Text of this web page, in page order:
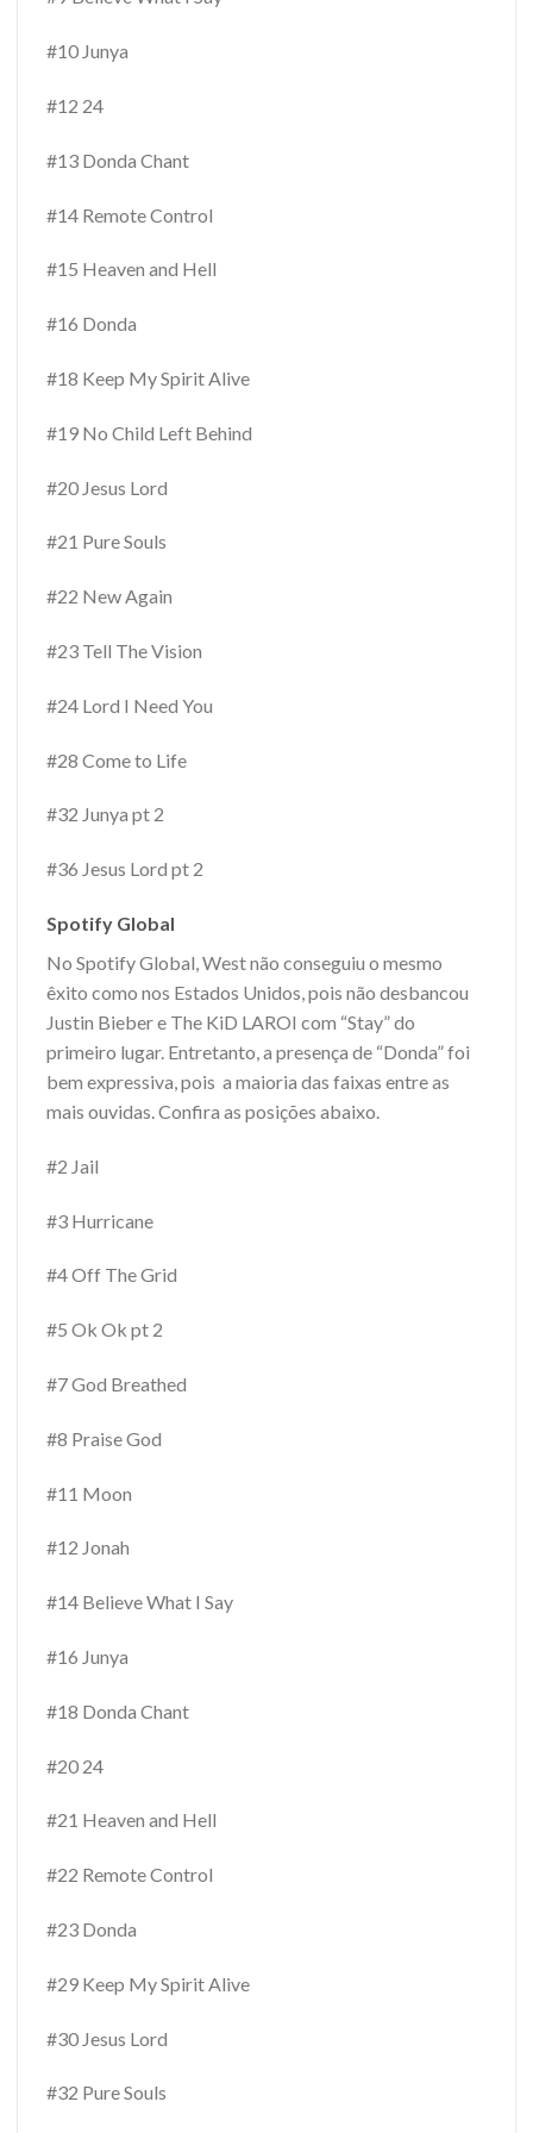
#10 Junya
#12 24
#13 Donda Chant
#14 Remote Control
#15 Heaven and Hell
#16 Donda
#18 Keep My Spirit Alive
#19 No Child Left Behind
#20 Jesus Lord
#21 Pure Souls
#22 New Again
#23 Tell The Vision
#24 Lord I Need You
#28 Come to Life
#32 Junya pt 2
#36 Jesus Lord pt 2
Spotify Global
No Spotify Global, West não conseguiu o mesmo
êxito como nos Estados Unidos, pois não desbancou
Justin Bieber e The KiD LAROI com “Stay” do
primeiro lugar. Entretanto, a presença de “Donda” foi
bem expressiva, pois a maioria das faixas entre as
mais ouvidas. Confira as posições abaixo.
#2 Jail
#3 Hurricane
#4 Off The Grid
#5 Ok Ok pt 2
#7 God Breathed
#8 Praise God
#11 Moon
#12 Jonah
#14 Believe What I Say
#16 Junya
#18 Donda Chant
#20 24
#21 Heaven and Hell
#22 Remote Control
#23 Donda
#29 Keep My Spirit Alive
#30 Jesus Lord
#32 Pure Souls